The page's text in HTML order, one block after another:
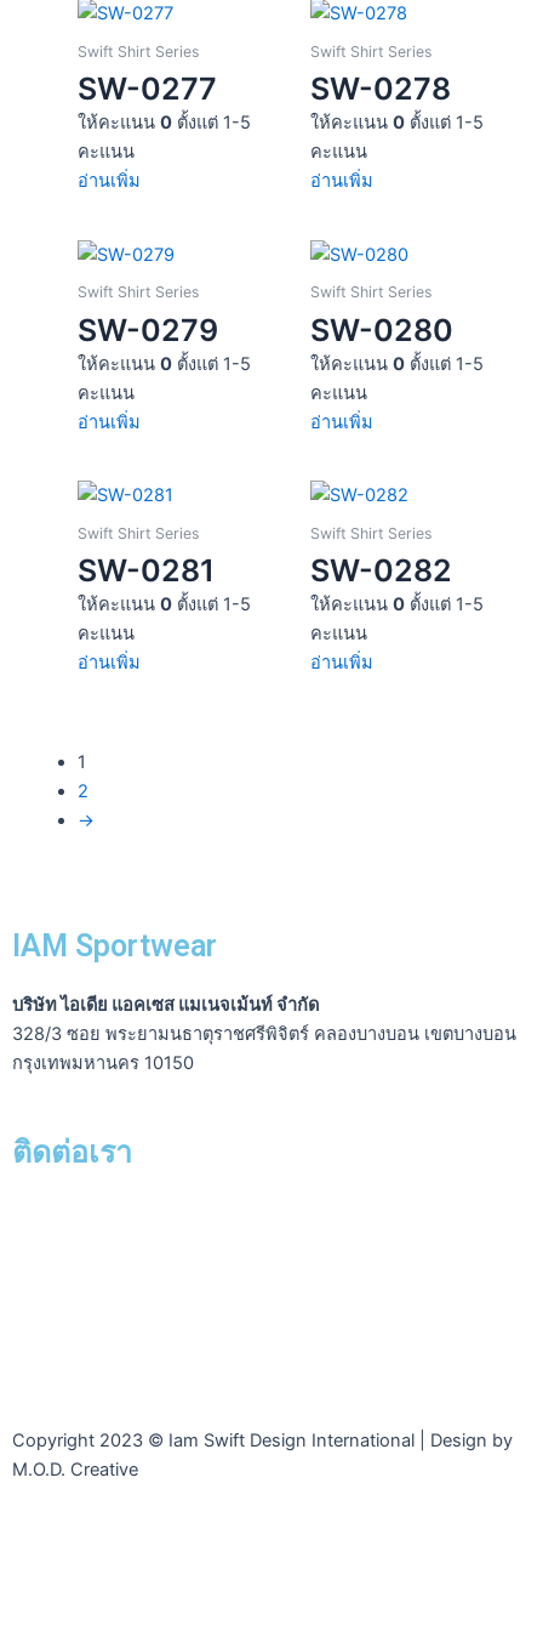
Swift Shirt Series
SW-0277
ให้คะแนน 0ตั้งแต่ 1-5
คะแนน
อ่านเพิ่ม
Swift Shirt Series
SW-0278
ให้คะแนน 0ตั้งแต่ 1-5
คะแนน
อ่านเพิ่ม
Swift Shirt Series
SW-0279
ให้คะแนน 0ตั้งแต่ 1-5
คะแนน
อ่านเพิ่ม
Swift Shirt Series
SW-0280
ให้คะแนน 0ตั้งแต่ 1-5
คะแนน
อ่านเพิ่ม
Swift Shirt Series
SW-0281
ให้คะแนน 0ตั้งแต่ 1-5
คะแนน
อ่านเพิ่ม
Swift Shirt Series
SW-0282
ให้คะแนน 0ตั้งแต่ 1-5
คะแนน
อ่านเพิ่ม
1
2
→
IAM Sportwear
บริษัท ไอเดีย แอคเซส แมเนจเม้นท์ จำกัด
328/3 ซอย พระยามนธาตุราชศรีพิจิตร์ คลองบางบอน เขตบางบอน
กรุงเทพมหานคร 10150
ติดต่อเรา
Copyright 2023 © Iam Swift Design International | Design by
M.O.D. Creative